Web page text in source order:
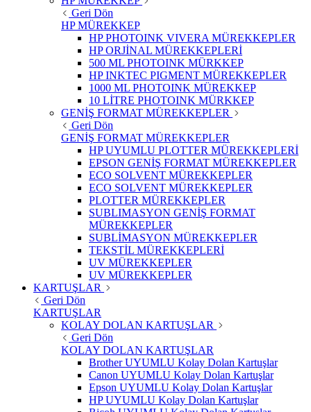
Geri Dön
HP MÜREKKEP
HP PHOTOINK VIVERA MÜREKKEPLER
HP ORJİNAL MÜREKKEPLERİ
500 ML PHOTOINK MÜRKKEP
HP INKTEC PIGMENT MÜREKKEPLER
1000 ML PHOTOINK MÜREKKEP
10 LİTRE PHOTOINK MÜRKKEP
GENİŞ FORMAT MÜREKKEPLER
Geri Dön
GENİŞ FORMAT MÜREKKEPLER
HP UYUMLU PLOTTER MÜREKKEPLERİ
EPSON GENİŞ FORMAT MÜREKKEPLER
ECO SOLVENT MÜREKKEPLER
ECO SOLVENT MÜREKKEPLER
PLOTTER MÜREKKEPLER
SUBLIMASYON GENİŞ FORMAT
MÜREKKEPLER
SUBLİMASYON MÜREKKEPLER
TEKSTİL MÜREKKEPLERİ
UV MÜREKKEPLER
UV MÜREKKEPLER
KARTUŞLAR
Geri Dön
KARTUŞLAR
KOLAY DOLAN KARTUŞLAR
Geri Dön
KOLAY DOLAN KARTUŞLAR
Brother UYUMLU Kolay Dolan Kartuşlar
Canon UYUMLU Kolay Dolan Kartuşlar
Epson UYUMLU Kolay Dolan Kartuşlar
HP UYUMLU Kolay Dolan Kartuşlar